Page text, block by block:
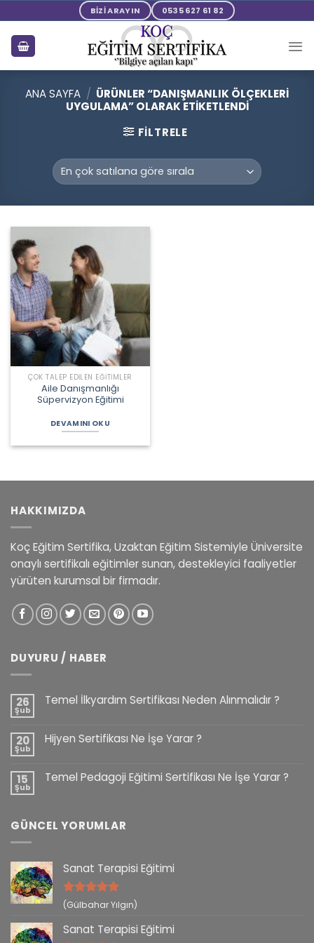
to
content
BİZİ ARAYIN 0535 627 61 82
ANA SAYFA / ÜRÜNLER “DANIŞMANLIK ÖLÇEKLERI
UYGULAMA” OLARAK ETIKETLENDI
FILTRELE
ÇOK TALEP EDILEN EĞITIMLER
Aile Danışmanlığı
Süpervizyon Eğitimi
DEVAMINI OKU
HAKKIMIZDA
Koç Eğitim Sertifika, Uzaktan Eğitim Sistemiyle Üniversite
onaylı sertifikalı eğitimler sunan, destekleyici faaliyetler
yürüten kurumsal bir firmadır.
DUYURU / HABER
26
Şub
Temel İlkyardım Sertifikası Neden Alınmalıdır ?
20
Şub
Hijyen Sertifikası Ne İşe Yarar ?
15
Şub
Temel Pedagoji Eğitimi Sertifikası Ne İşe Yarar ?
GÜNCEL YORUMLAR
Sanat Terapisi Eğitimi
5 üzerinden
(Gülbahar Yılgın)
Sanat Terapisi Eğitimi